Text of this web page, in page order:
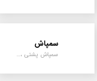
سمپاش
سمپاش پشتی ، زمبه ای ، فرغونی ، دستی ، موتوری